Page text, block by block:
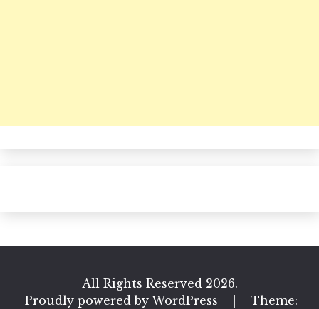
All Rights Reserved 2026.
Proudly powered by WordPress
Theme: